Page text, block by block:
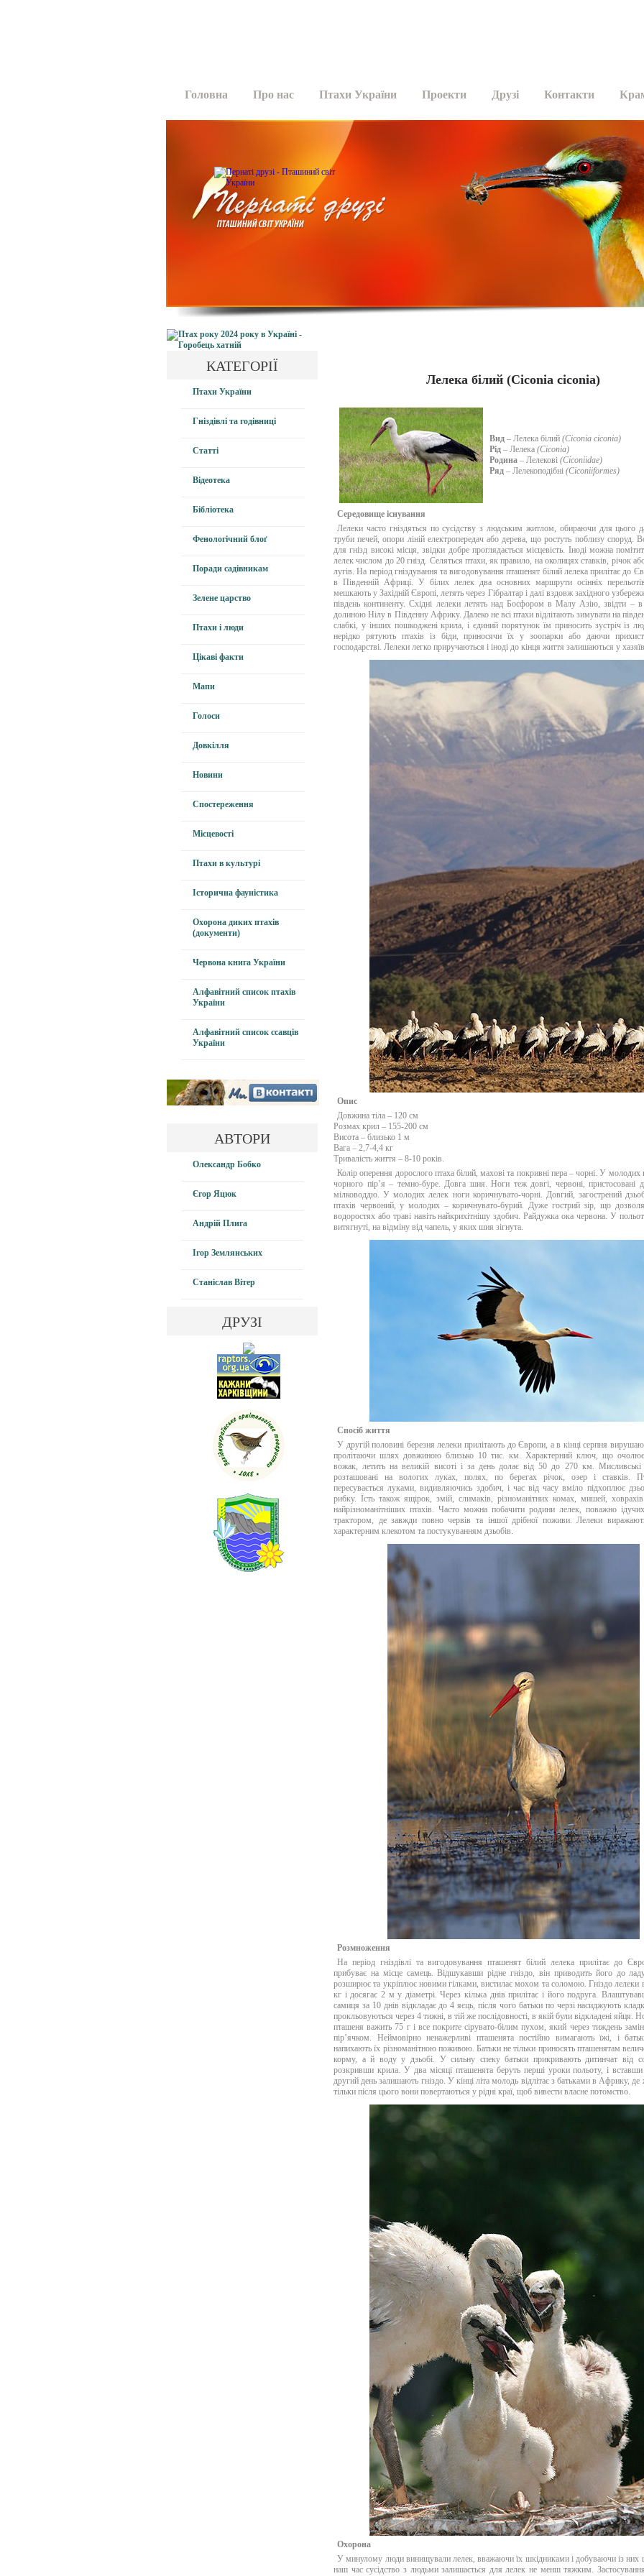
Головна Про нас Птахи України Проекти Друзі Контакти
КАТЕГОРІЇ
Птахи України
Гніздівлі та годівниці
Статті
Відеотека
Бібліотека
Фенологічний блоґ
Поради садівникам
Зелене царство
Птахи і люди
Цікаві факти
Мапи
Голоси
Довкілля
Новини
Спостереження
Місцевості
Птахи в культурі
Історична фауністика
Охорона диких птахів
(документи)
Червона книга України
Алфавітний список птахів
України
Алфавітний список ссавців
України
АВТОРИ
Олександр Бобко
Єгор Яцюк
Андрій Плига
Ігор Землянських
Станіслав Вітер
ДРУЗІ
Лелека білий (Ciconia ciconia)
Вид – Лелека білий(Ciconia ciconia)
Рід – Лелека(Ciconia)
Родина – Лелекові(Ciconiidae)
Ряд – Лелекоподібні(Ciconiiformes)
Середовище існування
Лелеки часто гніздяться по сусідству з людським житлом, обираючи для цього
труби печей, опори ліній електропередач або дерева, що ростуть поблизу споруд.
для гнізд високі місця, звідки добре проглядається місцевість. Іноді можна
лелек числом до 20 гнізд. Селяться птахи, як правило, на околицях ставків, річок
лугів. На період гніздування та вигодовування пташенят білий лелека прилітає до
в Південній Африці. У білих лелек два основних маршрути осінніх
мешкають у Західній Європі, летять через Гібралтар і далі вздовж західного
південь континенту. Східні лелеки летять над Босфором в Малу Азію, звідти –
долиною Нілу в Південну Африку. Далеко не всі птахи відлітають зимувати на
слабкі, у інших пошкоджені крила, і єдиний порятунок їм приносить зустріч із
нерідко рятують птахів із біди, приносячи їх у зоопарки або даючи
господарстві. Лелеки легко приручаються і іноді до кінця життя залишаються у
Опис
Довжина тіла – 120 см
Розмах крил – 155-200 см
Висота – близько 1 м
Вага – 2,7-4,4 кг
Тривалість життя – 8-10 років.
Колір оперення дорослого птаха білий, махові та покривні пера – чорні. У молодих
чорного пір’я – темно-буре. Довга шия. Ноги теж довгі, червоні, пристосовані
мілководдю. У молодих лелек ноги коричнувато-чорні. Довгий, загострений
птахів червоний, у молодих – коричнувато-бурий. Дуже гострий зір, що
водоростях або траві навіть найкрихітнішу здобич. Райдужка ока червона. У
витягнуті, на відміну від чапель, у яких шия зігнута.
Спосіб життя
У другій половині березня лелеки прилітають до Європи, а в кінці серпня
пролітаючи шлях довжиною близько 10 тис. км. Характерний ключ, що очолює
вожак, летить на великій висоті і за день долає від 50 до 270 км. Мисливські
розташовані на вологих луках, полях, по берегах річок, озер і ставків.
пересувається луками, видивляючись здобич, і час від часу вміло підхоплює
рибку. Їсть також ящірок, змій, слимаків, різноманітних комах, мишей,
найрізноманітніших птахів. Часто можна побачити родини лелек, поважно
трактором, де завжди повно червів та іншої дрібної поживи. Лелеки
характерним клекотом та постукуванням дзьобів.
Розмноження
На період гніздівлі та вигодовування пташенят білий лелека прилітає до
прибуває на місце самець. Відшукавши рідне гніздо, він приводить його до
розширює та укріплює новими гілками, вистилає мохом та соломою. Гніздо лелеки
кг і досягає 2 м у діаметрі. Через кілька днів прилітає і його подруга.
самиця за 10 днів відкладає до 4 яєць, після чого батьки по черзі насиджують
прокльовуються через 4 тижні, в тій же послідовності, в якій були відкладені яйця.
пташеня важить 75 г і все покрите сірувато-білим пухом, який через тиждень
пір’ячком. Неймовірно ненажерливі пташенята постійно вимагають їжі, і
напихають їх різноманітною поживою. Батьки не тільки приносять пташенятам
корму, а й воду у дзьобі. У сильну спеку батьки прикривають дитинчат від
розкривши крила. У два місяці пташенята беруть перші уроки польоту, і
другий день залишають гніздо. У кінці літа молодь відлітає з батьками в Африку, де
тільки після цього вони повертаються у рідні краї, щоб вивести власне потомство.
Охорона
У минулому люди винищували лелек, вважаючи їх шкідниками і добуваючи із них
наш час сусідство з людьми залишається для лелек не менш тяжким. Застосування